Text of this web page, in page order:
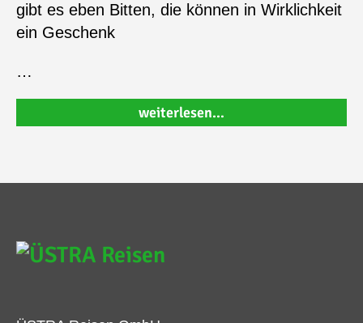
gibt es eben Bitten, die können in Wirklichkeit
ein Geschenk
…
weiterlesen…